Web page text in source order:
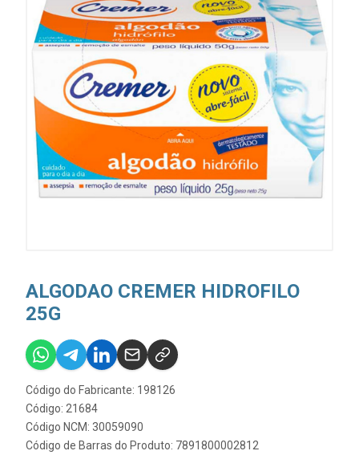
ALGODAO CREMER HIDROFILO
25G
Código do Fabricante: 198126
Código: 21684
Código NCM: 30059090
Código de Barras do Produto: 7891800002812